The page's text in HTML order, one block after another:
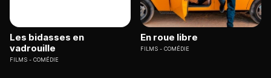
Les bidasses en
vadrouille
FILMS COMÉDIE
En roue libre
FILMS COMÉDIE